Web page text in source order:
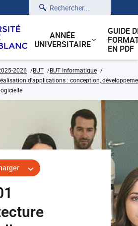
Rechercher
ANNÉE
UNIVERSITAIRE
GUIDE
EN PDF
2026 BUT
BUT Informatique
d'applications : conception,